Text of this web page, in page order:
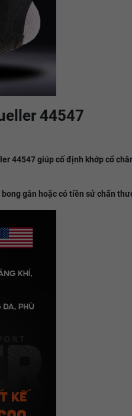
44547
44547 giúp cố định khớp cổ
gân hoặc có tiền sử chấn